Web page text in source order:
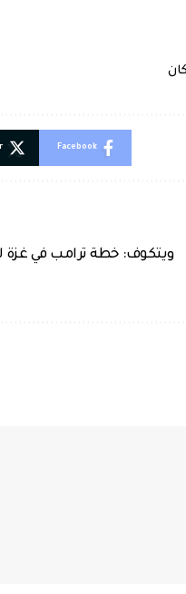
Facebook
ويتكوف: خطة ترامب في غزة